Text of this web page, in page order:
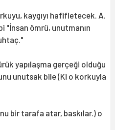
kaygıyı hafifletecek. A.
"İnsan ömrü, unutmanın
yapılaşma gerçeği olduğu
unutsak bile (Ki o korkuyla
bir tarafa atar, baskılar.) o